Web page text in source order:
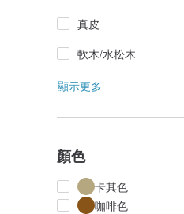
真皮
軟木/水松木
顯示更多
顏色
卡其色
咖啡色